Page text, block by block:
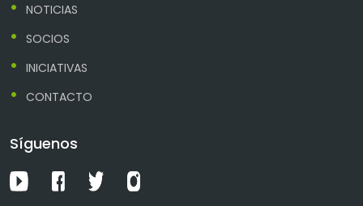
NOTICIAS
SOCIOS
INICIATIVAS
CONTACTO
Síguenos